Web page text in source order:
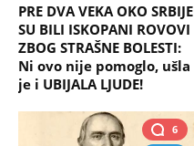
PRE DVA VEKA OKO SRBIJE
SU BILI ISKOPANI ROVOVI
ZBOG STRAŠNE BOLESTI:
Ni ovo nije pomoglo, ušla
je i UBIJALA LJUDE!
6